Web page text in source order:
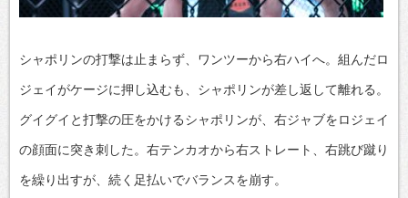
シャポリンの打撃は止まらず、ワンツーから右ハイへ。組んだロ
ジェイがケージに押し込むも、シャポリンが差し返して離れる。
グイグイと打撃の圧をかけるシャポリンが、右ジャブをロジェイ
の顔面に突き刺した。右テンカオから右ストレート、右跳び蹴り
を繰り出すが、続く足払いでバランスを崩す。